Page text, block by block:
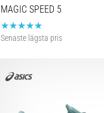
MAGIC SPEED 5
Senaste lägsta pris
38 39 39½ 40 40½ 41½ 42